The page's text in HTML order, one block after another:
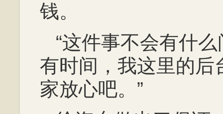
钱。
“这件事不会有什
有时间，我这里的后
家放心吧。”